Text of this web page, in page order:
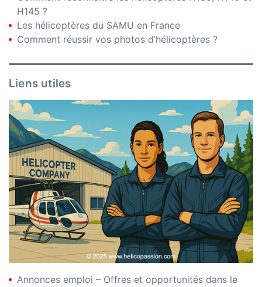
H145 ?
Les hélicoptères du SAMU en France
Comment réussir vos photos d’hélicoptères ?
Liens utiles
Annonces emploi – Offres et opportunités dans le